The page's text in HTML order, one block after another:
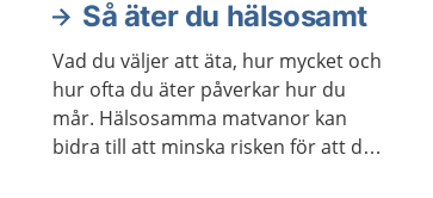
Så äter du hälsosamt
Vad du väljer att äta, hur mycket och
hur ofta du äter påverkar hur du
mår. Hälsosamma matvanor kan
bidra till att minska risken för att du